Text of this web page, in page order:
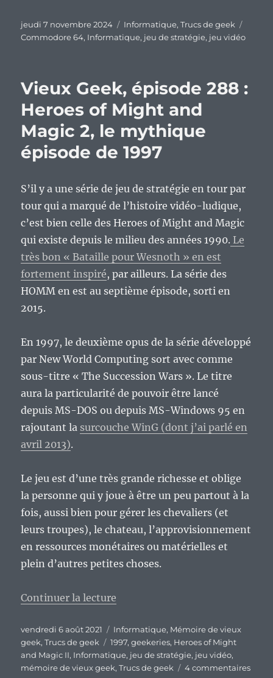
Publié
le
jeudi 7 novembre 2024 Catégories
Informatique,Trucs de geek
Commodore 64, Informatique, jeu de stratégie, jeu vidéo
Vieux Geek, épisode 288 :
Heroes of Might and
Magic 2, le mythique
épisode de 1997
S’il y a une série de jeu de stratégie en tour par
tour qui a marqué de l’histoire vidéo-ludique,
c’est bien celle des Heroes of Might and Magic
qui existe depuis le milieu des années 1990. Le
très bon « Bataille pour Wesnoth » en est
fortement inspiré, par ailleurs. La série des
HOMM en est au septième épisode, sorti en
2015.
En 1997, le deuxième opus de la série développé
par New World Computing sort avec comme
sous-titre « The Succession Wars ». Le titre
aura la particularité de pouvoir être lancé
depuis MS-DOS ou depuis MS-Windows 95 en
rajoutant la surcouche WinG (dont j’ai parlé en
avril 2013).
Le jeu est d’une très grande richesse et oblige
la personne qui y joue à être un peu partout à la
fois, aussi bien pour gérer les chevaliers (et
leurs troupes), le chateau, l’approvisionnement
en ressources monétaires ou matérielles et
plein d’autres petites choses.
Continuer la lecture
Publié
le
vendredi 6 août 2021 Catégories
Informatique, Mémoire de vieux
geek,Trucs de geek Étiquettes
1997,geekeries, Heroes of Might
and Magic II, Informatique, jeu de stratégie, jeu vidéo,
mémoire de vieux geek,Trucs de geek 4 commentairessur